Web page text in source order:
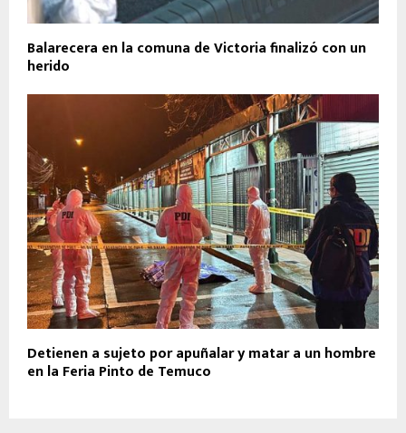
Balarecera en la comuna de Victoria finalizó con un
herido
Detienen a sujeto por apuñalar y matar a un hombre
en la Feria Pinto de Temuco